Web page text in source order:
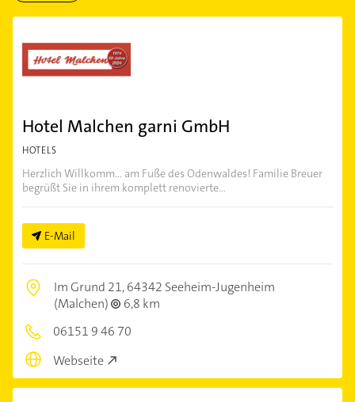
Hotel Malchen garni GmbH
HOTELS
Herzlich Willkomm... am Fuße des Odenwaldes! Familie Breuer
begrüßt Sie in ihrem komplett renovierte...
E-Mail
Im Grund 21,64342 Seeheim-Jugenheim
(Malchen)
6,8 km
06151 9 46 70
Webseite